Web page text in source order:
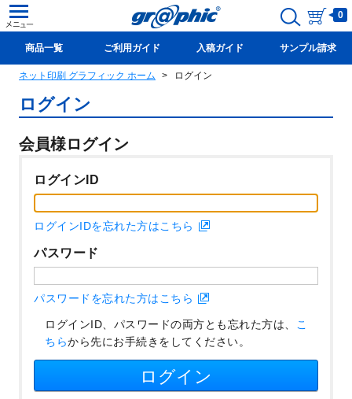
0
商品一覧 ご利用ガイド 入稿ガイド サンプル請求
新規会員登録(無料)
ネット印刷 グラフィック ホーム ログイン
ログイン
会員様ログイン
ログインID
ログインIDを忘れた方はこちら
パスワード
パスワードを忘れた方はこちら
ログインID、パスワードの両方とも忘れた方は、 こ
ちらから先にお手続きをしてください。
ログイン